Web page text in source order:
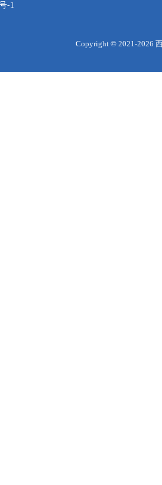
-1
Copyright © 2021-2026